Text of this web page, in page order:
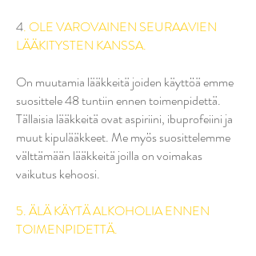
4. OLE VAROVAINEN SEURAAVIEN
LÄÄKITYSTEN KANSSA.
On muutamia lääkkeitä joiden käyttöä emme
suosittele 48 tuntiin ennen toimenpidettä.
Tällaisia lääkkeitä ovat aspiriini, ibuprofeiini ja
muut kipulääkkeet. Me myös suosittelemme
välttämään lääkkeitä joilla on voimakas
vaikutus kehoosi.
5. ÄLÄ KÄYTÄ ALKOHOLIA ENNEN
TOIMENPIDETTÄ.